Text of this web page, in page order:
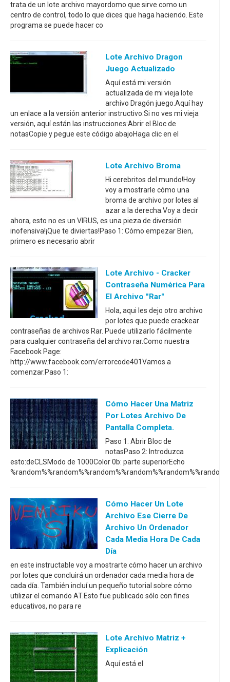
trata de un lote archivo mayordomo que sirve como un
centro de control, todo lo que dices que haga haciendo. Este
programa se puede hacer co
Lote Archivo Dragon
Juego Actualizado
Aquí está mi versión
actualizada de mi vieja lote
archivo Dragón juego.Aquí hay
un enlace a la versión anterior instructivo:Si no ves mi vieja
versión, aquí están las instrucciones:Abrir el Bloc de
notasCopie y pegue este código abajoHaga clic en el
Lote Archivo Broma
Hi cerebritos del mundo!Hoy
voy a mostrarle cómo una
broma de archivo por lotes al
azar a la derecha.Voy a decir
ahora, esto no es un VIRUS, es una pieza de diversión
inofensiva!¡Que te diviertas!Paso 1: Cómo empezar Bien,
primero es necesario abrir
Lote Archivo - Cracker
Contraseña Numérica Para
El Archivo "Rar"
Hola, aqui les dejo otro archivo
por lotes que puede crackear
contraseñas de archivos Rar. Puede utilizarlo fácilmente
para cualquier contraseña del archivo rar.Como nuestra
Facebook Page:
http://www.facebook.com/errorcode401Vamos a
comenzar.Paso 1:
Cómo Hacer Una Matriz
Por Lotes Archivo De
Pantalla Completa.
Paso 1: Abrir Bloc de
notasPaso 2: Introduzca
esto:deCLSModo de 1000Color 0b: parte superiorEcho
Cómo Hacer Un Lote
Archivo Ese Cierre De
Archivo Un Ordenador
Cada Media Hora De Cada
Día
en este instructable voy a mostrarte cómo hacer un archivo
por lotes que concluirá un ordenador cada media hora de
cada día. También incluí un pequeño tutorial sobre cómo
utilizar el comando AT.Esto fue publicado sólo con fines
educativos, no para re
Lote Archivo Matriz +
Explicación
Aquí está el